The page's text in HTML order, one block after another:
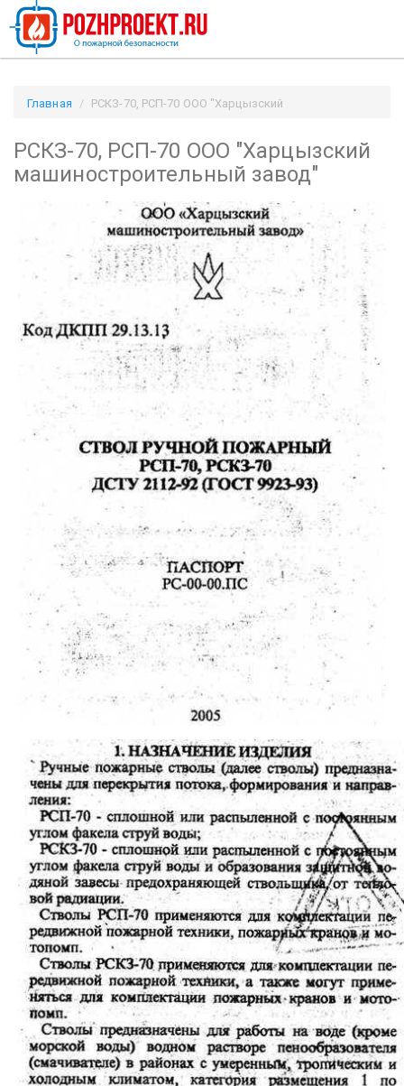
Главная
РСКЗ-70, РСП-70 ООО "Харцызский
РСКЗ-70, РСП-70 ООО "Харцызский
машиностроительный завод"